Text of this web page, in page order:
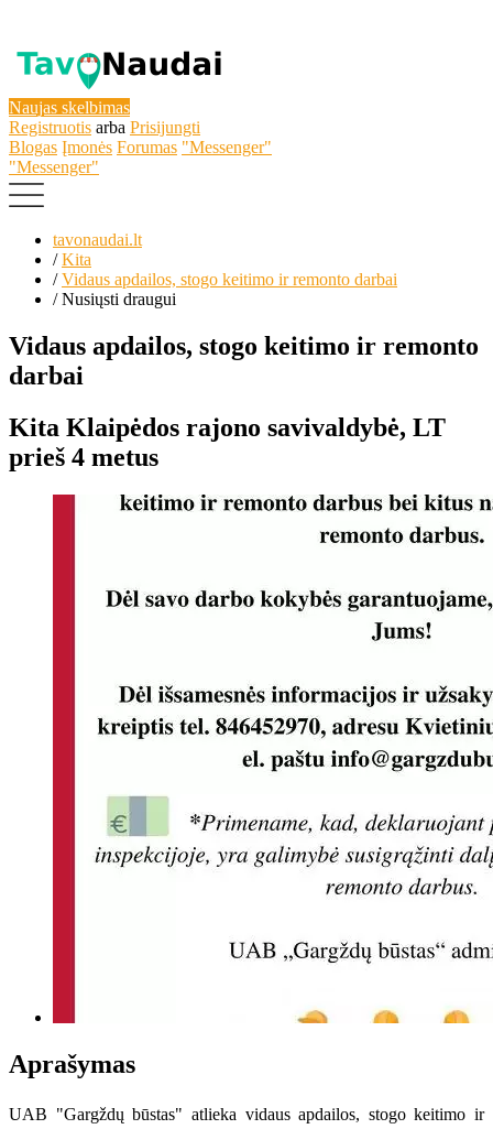
Naujas skelbimas
Registruotis arba Prisijungti
Blogas Įmonės Forumas "Messenger"
"Messenger"
tavonaudai.lt
/Kita
/Vidaus apdailos, stogo keitimo ir remonto darbai
/Nusiųsti draugui
Vidaus apdailos, stogo keitimo ir remonto
darbai
Kita Klaipėdos rajono savivaldybė, LT
prieš 4 metus
Aprašymas
UAB "Gargždų būstas" atlieka vidaus apdailos, stogo keitimo ir